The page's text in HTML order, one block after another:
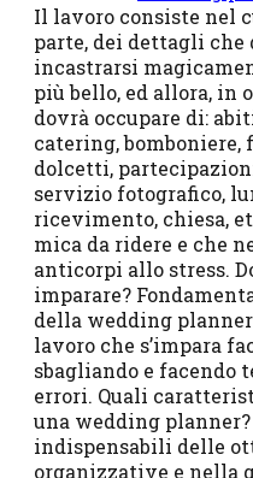
Il lavoro consiste nel
parte, dei dettagli che
incastrarsi
più bello, ed allora, in
dovrà occupare di:
catering, bomboniere,
dolcetti,
servizio fotografico,
ricevimento, chiesa,
mica da ridere e che
anticorpi allo stress.
imparare?
della wedding
lavoro che s’impara
sbagliando e facendo
errori. Quali
una wedding planner?
indispensabili delle
organizzative e nella